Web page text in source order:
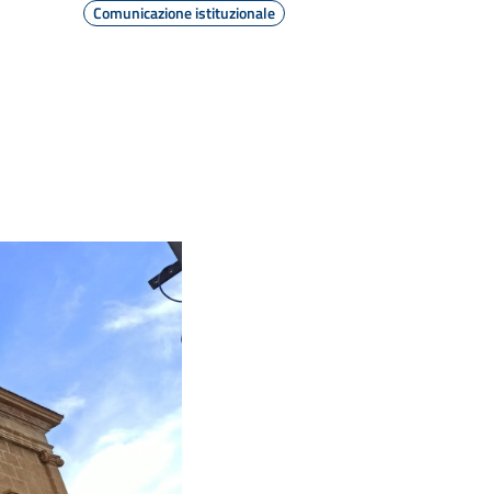
Comunicazione istituzionale